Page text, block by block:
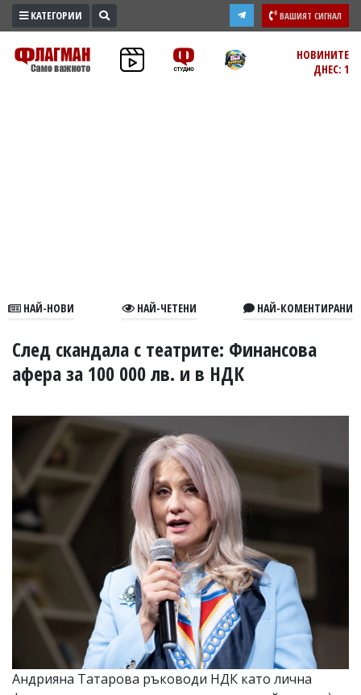
ПРОМО
ЗОНА
В
УКРАЙНА
СПОРТ
РАЗСЛЕДВАНЕ
ЮГ
Управители:
Веселин
Василев,
v.vasilev@flagman.bg
Катя
Касабова,
еmail:k.kassabova@flagman.bg
редактор:
Иван
Колев,
КАТЕГОРИИ ВАШИЯТ СИГНАЛ
НОВИНИТЕ
ДНЕС: 1
НАЙ-НОВИ НАЙ-ЧЕТЕНИ НАЙ-КОМЕНТИРАНИ
След скандала с театрите: Финансова
афера за 100 000 лв. и в НДК
Андрияна Татарова ръководи НДК като лична